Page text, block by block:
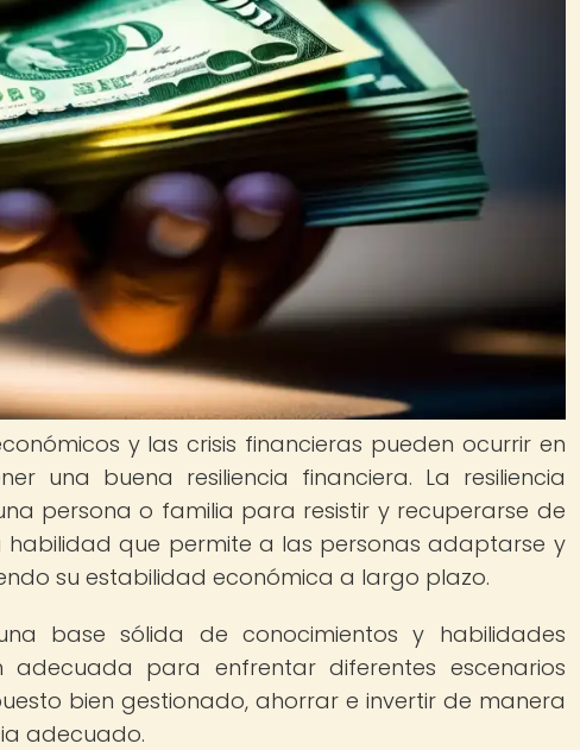
y las crisis financieras pueden ocurrir en
una buena resiliencia financiera. La resiliencia
persona o familia para resistir y recuperarse de
habilidad que permite a las personas adaptarse y
su estabilidad económica a largo plazo.
base sólida de conocimientos y habilidades
para enfrentar diferentes escenarios
bien gestionado, ahorrar e invertir de manera
adecuado.